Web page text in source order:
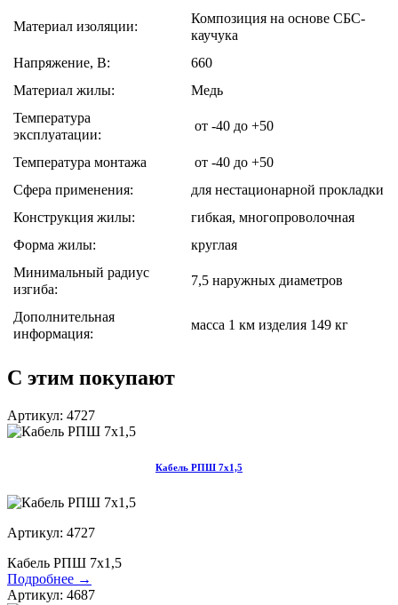
Материал изоляции:
Композиция на основе СБС-
каучука
Напряжение, В:
660
Материал жилы:
Медь
Температура
эксплуатации:
от -40 до +50
Температура монтажа
от -40 до +50
Сфера применения:
для нестационарной прокладки
Конструкция жилы:
гибкая, многопроволочная
Форма жилы:
круглая
Минимальный радиус
изгиба:
7,5 наружных диаметров
Дополнительная
информация:
масса 1 км изделия 149 кг
С этим покупают
Артикул: 4727
Кабель РПШ 7х1,5
Артикул: 4727
Кабель РПШ 7х1,5
Подробнее →
Артикул: 4687